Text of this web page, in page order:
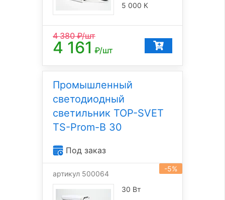
5 000 К
4 380₽/шт
4 161 ₽/шт
Промышленный
светодиодный
светильник TOP-SVET
TS-Prom-B 30
Под заказ
-5%
артикул 500064
30 Вт